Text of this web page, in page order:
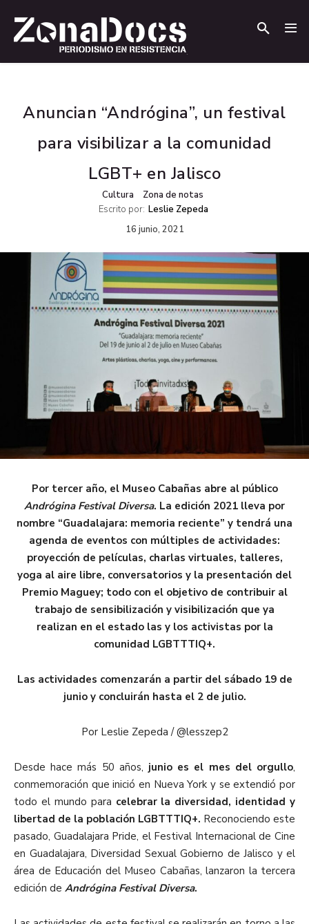
Anuncian “Andrógina”, un festival
para visibilizar a la comunidad
LGBT+ en Jalisco
Cultura
Zona de notas
Escrito por: Leslie Zepeda
16 junio, 2021
Por tercer año, el Museo Cabañas abre al público
Andrógina Festival Diversa. La edición 2021 lleva por
nombre “Guadalajara: memoria reciente” y tendrá una
agenda de eventos con múltiples de actividades:
proyección de películas, charlas virtuales, talleres,
yoga al aire libre, conversatorios y la presentación del
Premio Maguey; todo con el objetivo de contribuir al
trabajo de sensibilización y visibilización que ya
realizan en el estado las y los activistas por la
comunidad LGBTTTIQ+.
Las actividades comenzarán a partir del sábado 19 de
junio y concluirán hasta el 2 de julio.
Por Leslie Zepeda / @lesszep2
Desde hace más 50 años, junio es el mes del orgullo,
conmemoración que inició en Nueva York y se extendió por
todo el mundo para celebrar la diversidad, identidad y
libertad de la población LGBTTTIQ+. Reconociendo este
pasado, Guadalajara Pride, el Festival Internacional de Cine
en Guadalajara, Diversidad Sexual Gobierno de Jalisco y el
área de Educación del Museo Cabañas, lanzaron la tercera
edición de Andrógina Festival Diversa.